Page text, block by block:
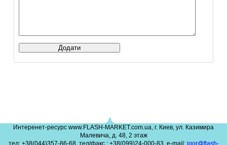
Интеренет-ресурс www.FLASH-MARKET.com.ua, г. Киев, ул. Казимира
Малевича, д. 48, 2 этаж
тел: +38(044)357-86-68, тел/факс.: +38(099)24-000-83, e-mail: igor@flash-